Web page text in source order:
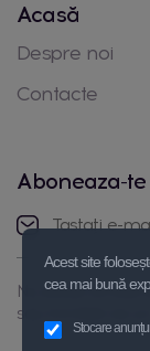
Acasă
Despre noi
Contacte
Aboneaza-
Nu ezitați să luați
sau trimiteți-ne un
Acest site
cea mai bună
Stocare